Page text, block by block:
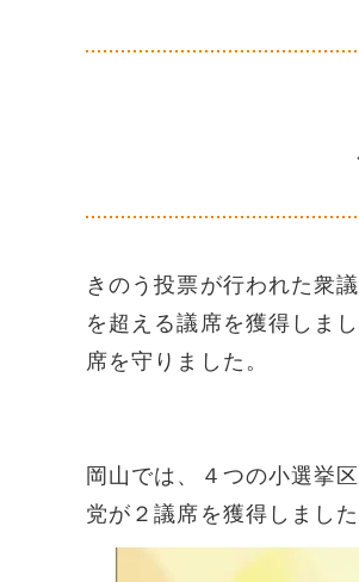
きのう投票が行われた衆
を超える議席を獲得しま
席を守りました。
岡山では、４つの小選挙
党が２議席を獲得しました